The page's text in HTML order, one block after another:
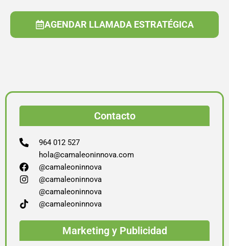
AGENDAR LLAMADA ESTRATÉGICA
Contacto
964 012 527
hola@camaleoninnova.com
@camaleoninnova
@camaleoninnova
@camaleoninnova
@camaleoninnova
Marketing y Publicidad